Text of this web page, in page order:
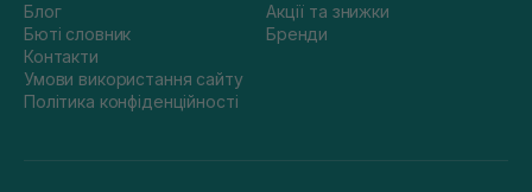
Блог
Бюті словник
Контакти
Умови використання сайту
Політика конфіденційності
Акції та знижки
Бренди